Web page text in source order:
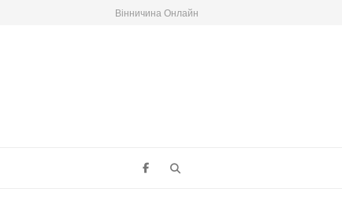
Вінничина Онлайн